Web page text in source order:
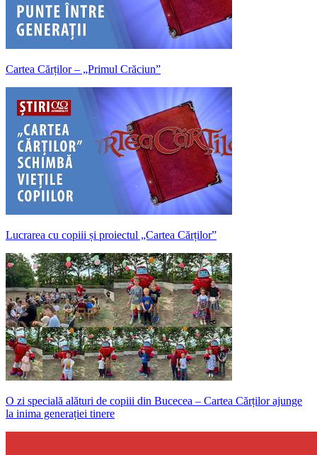
Cartea Cărților – „Primul Crăciun”
Lucrarea cu copiii și proiectul „Cartea Cărților”
O zi specială alături de copiii din Bucecea – Cartea Cărților ajunge
la inima generației tinere